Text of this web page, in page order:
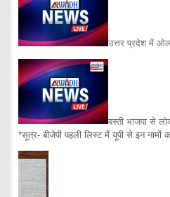
उत्तर प्रदेश में
बस्ती भाजपा से
*सूत्र- बीजेपी पहली लिस्ट में यूपी से इन नामों